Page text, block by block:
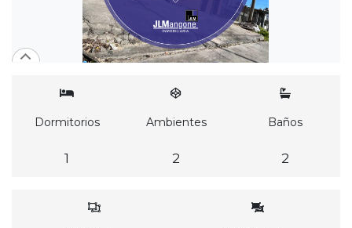
Dormitorios
1
Ambientes
2
Baños
2